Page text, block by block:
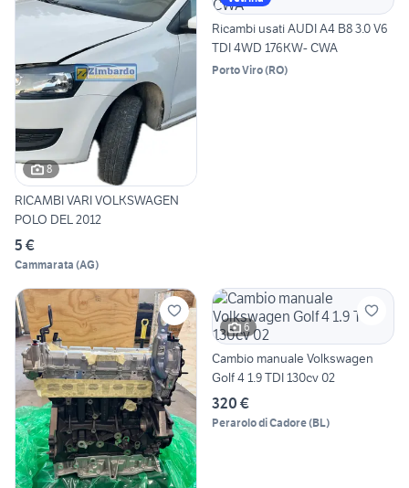
8
RICAMBI VARI VOLKSWAGEN
POLO DEL 2012
5 €
Cammarata (AG)
Ricambi usati AUDI A4 B8 3.0 V6
TDI 4WD 176KW- CWA
Porto Viro(RO)
6
Cambio manuale Volkswagen
Golf 4 1.9 TDI 130cv 02
320 €
Perarolo di Cadore(BL)